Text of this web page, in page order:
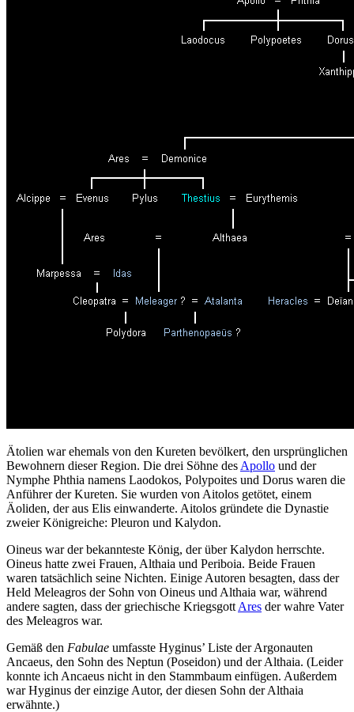
Ätolien war ehemals von den Kureten bevölkert, den ursprünglichen
Bewohnern dieser Region. Die drei Söhne des Apollo und der
Nymphe Phthia namens Laodokos, Polypoites und Dorus waren die
Anführer der Kureten. Sie wurden von Aitolos getötet, einem
Äoliden, der aus Elis einwanderte. Aitolos gründete die Dynastie
zweier Königreiche: Pleuron und Kalydon.
Oineus war der bekannteste König, der über Kalydon herrschte.
Oineus hatte zwei Frauen, Althaia und Periboia. Beide Frauen
waren tatsächlich seine Nichten. Einige Autoren besagten, dass der
Held Meleagros der Sohn von Oineus und Althaia war, während
andere sagten, dass der griechische Kriegsgott Ares der wahre Vater
des Meleagros war.
Gemäß den Fabulae umfasste Hyginus’ Liste der Argonauten
Ancaeus, den Sohn des Neptun (Poseidon) und der Althaia. (Leider
konnte ich Ancaeus nicht in den Stammbaum einfügen. Außerdem
war Hyginus der einzige Autor, der diesen Sohn der Althaia
erwähnte.)